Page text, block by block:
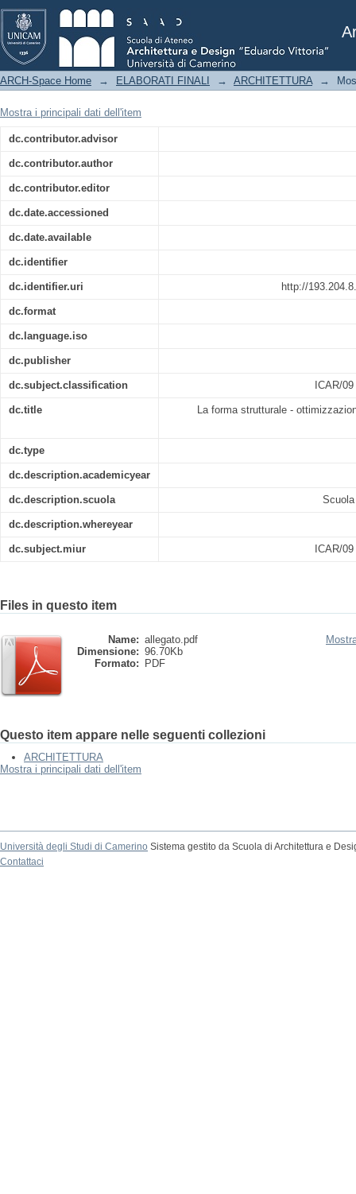
La forma strutturale - ottimizzazione
ARCH-Space Home → ELABORATI FINALI → ARCHITETTURA →
Mostra i principali dati dell'item
dc.contributor.advisor
dc.contributor.author
dc.contributor.editor
dc.date.accessioned
dc.date.available
dc.identifier
dc.identifier.uri http://
dc.format
dc.language.iso
dc.publisher
dc.subject.classification ICAR/
dc.title La forma strutturale -
dc.type
dc.description.academicyear
dc.description.scuola
dc.description.whereyear
dc.subject.miur ICAR/
Files in questo item
Name: allegato.pdf
Dimensione: 96.70Kb
Formato:
PDF
Questo item appare nelle seguenti collezioni
ARCHITETTURA
Mostra i principali dati dell'item
Università degli Studi di Camerino Sistema gestito da Scuola di Architettura e
Contattaci